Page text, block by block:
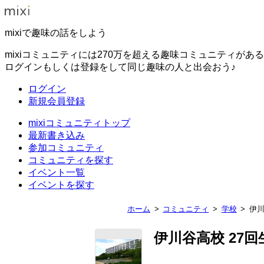
mixiで趣味の話をしよう
mixiコミュニティには270万を超える趣味コミュニティがある
ログインもしくは登録をして同じ趣味の人と出会おう♪
ログイン
新規会員登録
mixiコミュニティトップ
最新書き込み
参加コミュニティ
コミュニティを探す
イベント一覧
イベントを探す
ホーム コミュニティ 学校 伊
伊川谷高校 27回